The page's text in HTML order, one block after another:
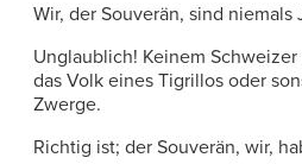
Wir, der Souverän, sind niemals
Unglaublich! Keinem
das Volk eines Tigrillos oder
Zwerge.
Richtig ist; der Souverän, wir,